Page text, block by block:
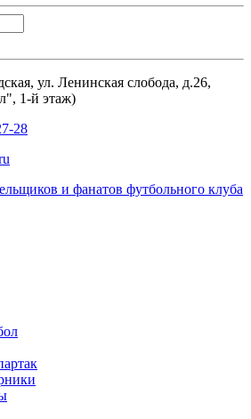
ул. Ленинская слобода, д.26,
1-й этаж)
28